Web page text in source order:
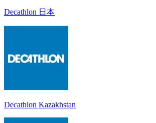
Decathlon 日本
Decathlon Kazakhstan